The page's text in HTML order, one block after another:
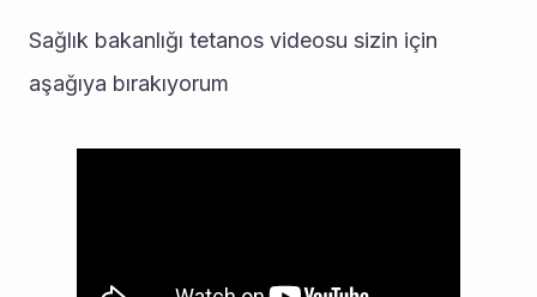
Sağlık bakanlığı tetanos videosu sizin için
aşağıya bırakıyorum